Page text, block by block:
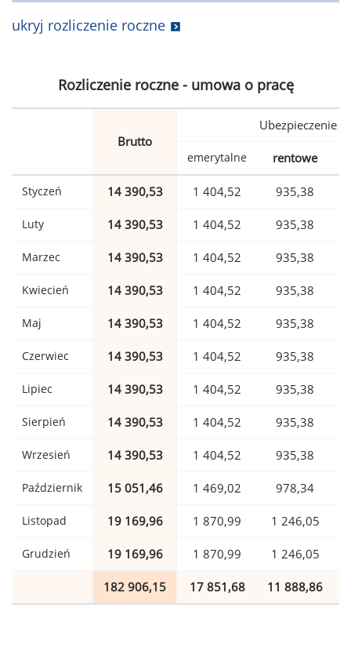
ukryj rozliczenie roczne
Rozliczenie roczne - umowa o pracę
Brutto
Ubezpieczenie
emerytalne rentowe
Styczeń 14 390,53 1 404,52 935,38
Luty 14 390,53 1 404,52 935,38
Marzec 14 390,53 1 404,52 935,38
Kwiecień 14 390,53 1 404,52 935,38
Maj 14 390,53 1 404,52 935,38
Czerwiec 14 390,53 1 404,52 935,38
Lipiec 14 390,53 1 404,52 935,38
Sierpień 14 390,53 1 404,52 935,38
Wrzesień 14 390,53 1 404,52 935,38
Październik 15 051,46 1 469,02 978,34
Listopad 19 169,96 1 870,99 1 246,05
Grudzień 19 169,96 1 870,99 1 246,05
182 906,15 17 851,68 11 888,86